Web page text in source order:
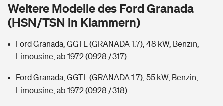
Wer versichert was: Jetzt Versicherer finden
Sie haben Fragen?
Musikinstrumentenversicherung
Zur Übersicht
Weitere Modelle des Ford Granada
(HSN/TSN in Klammern)
Ford Granada, GGTL (GRANADA 1.7), 48 kW, Benzin,
Limousine, ab 1972(0928 / 317)
Ford Granada, GGTL (GRANADA 1.7), 55 kW, Benzin,
Limousine, ab 1972(0928 / 318)